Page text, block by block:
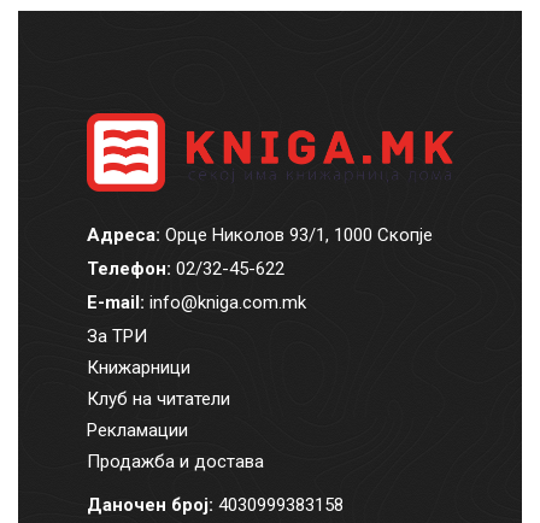
Адреса: Орце Николов 93/1, 1000 Скопје
Телефон: 02/32-45-622
E-mail: info@kniga.com.mk
За ТРИ
Книжарници
Клуб на читатели
Рекламации
Продажба и достава
Даночен број: 4030999383158